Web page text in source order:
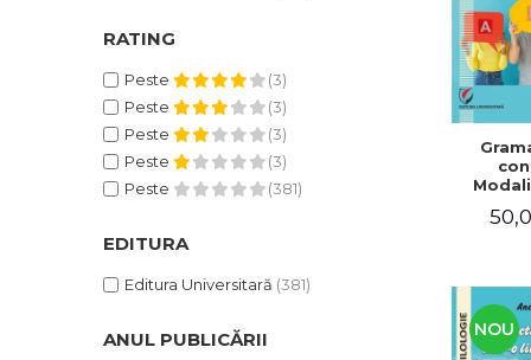
RATING
Peste
(3)
Peste
(3)
Peste
(3)
Peste
(3)
Peste
(381)
EDITURA
Editura Universitară (381)
ANUL PUBLICĂRII NOU